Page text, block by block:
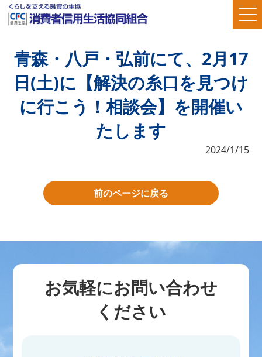
青森・八戸・弘前にて、2月17
日(土)に【解決の糸口を見つけ
に行こう！相談会】を開催い
たします
2024/1/15
前のページに戻る
お気軽にお問い合わせ
ください